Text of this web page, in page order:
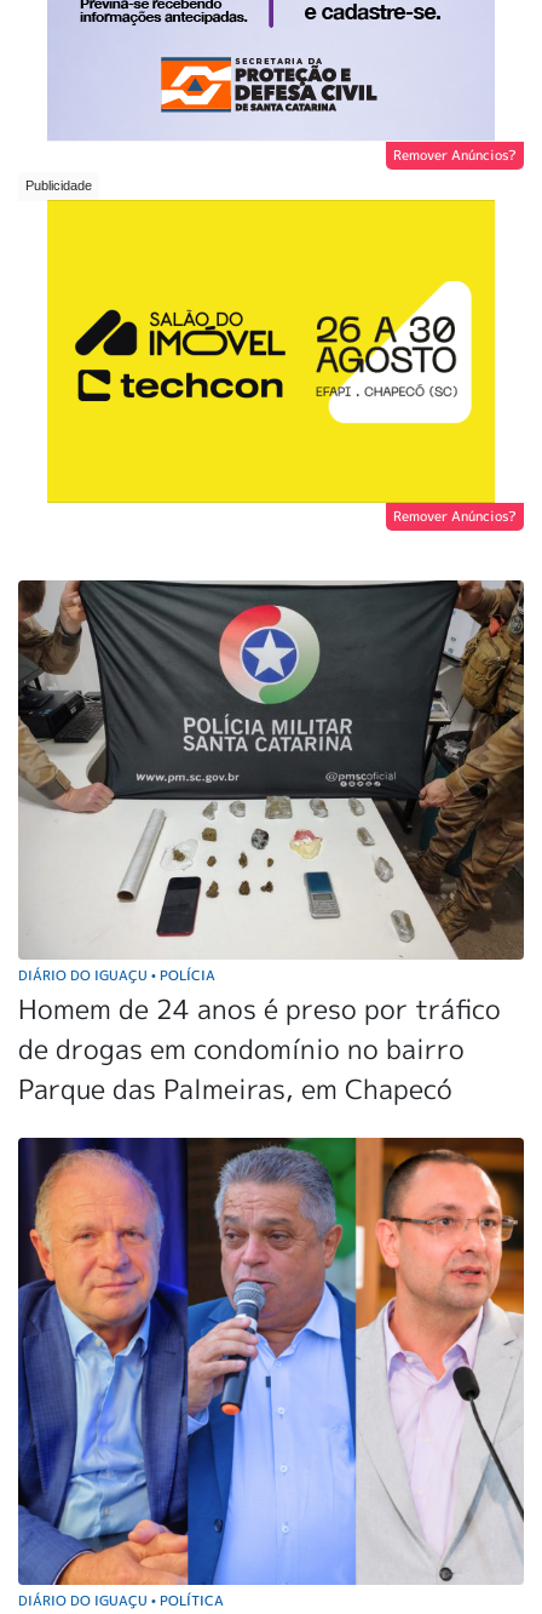
Remover Anúncios?
Remover Anúncios?
DIÁRIO DO IGUAÇU • POLÍCIA
Homem de 24 anos é preso por tráfico
de drogas em condomínio no bairro
Parque das Palmeiras, em Chapecó
DIÁRIO DO IGUAÇU • POLÍTICA